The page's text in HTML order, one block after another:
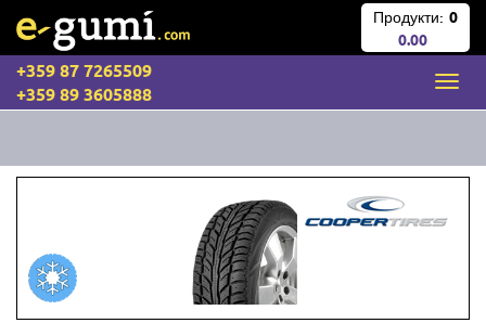
Продукти: 0
0.00
+359 87 7265509
+359 89 3605888